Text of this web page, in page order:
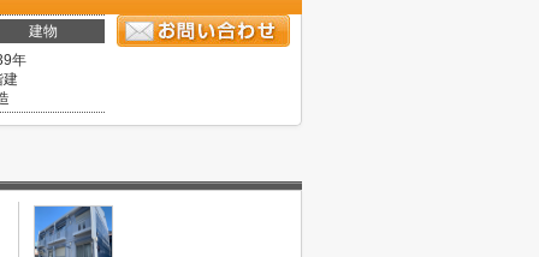
建物
年
建